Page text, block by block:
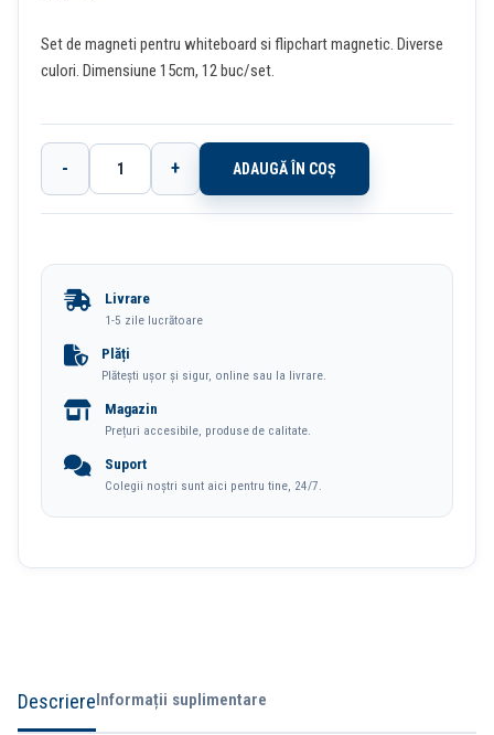
Set de magneti pentru whiteboard si flipchart magnetic. Diverse
culori. Dimensiune 15cm, 12 buc/set.
Cantitate
Magneti
Buc/Set
- + ADAUGĂ ÎN COȘ
Livrare
1-5 zile lucrătoare
Plăți
Plătești ușor și sigur, online sau la livrare.
Magazin
Prețuri accesibile, produse de calitate.
Suport
Colegii noștri sunt aici pentru tine, 24/7.
DescriereInformații suplimentare